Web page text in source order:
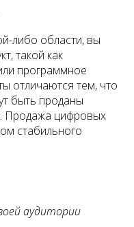
либо области, вы
такой как
программное
отличаются тем, что
быть проданы
Продажа цифровых
стабильного
аудитории